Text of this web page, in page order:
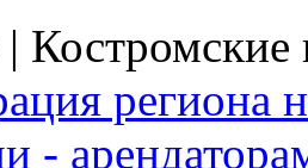
| Костромские
региона
-